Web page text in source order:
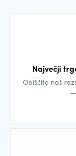
Največji
Obiščite naš